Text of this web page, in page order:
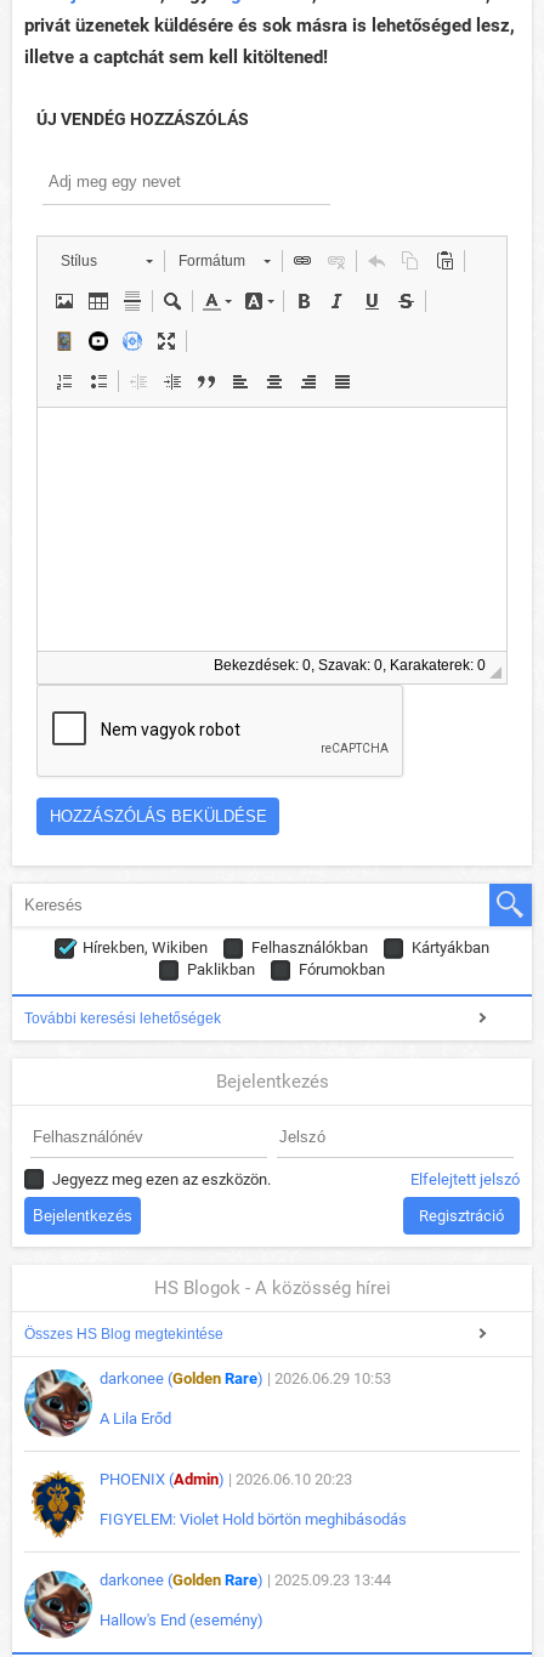
privát üzenetek küldésére és sok másra is lehetőséged lesz,
illetve a captchát sem kell kitöltened!
ÚJ VENDÉG HOZZÁSZÓLÁS
Stílus Formátum
Bekezdések: 0, Szavak: 0, Karakaterek: 0
Hírekben, Wikiben Felhasználókban
Kártyákban
Paklikban
Fórumokban
További keresési lehetőségek
Bejelentkezés
Jegyezz meg ezen az eszközön. Elfelejtett jelszó
Regisztráció
HS Blogok - A közösség hírei
Összes HS Blog megtekintése
darkonee (Golden Rare) | 2026.06.29 10:53
A Lila Erőd
PHOENIX (Admin) | 2026.06.10 20:23
FIGYELEM: Violet Hold börtön meghibásodás
darkonee (Golden Rare) | 2025.09.23 13:44
Hallow's End (esemény)